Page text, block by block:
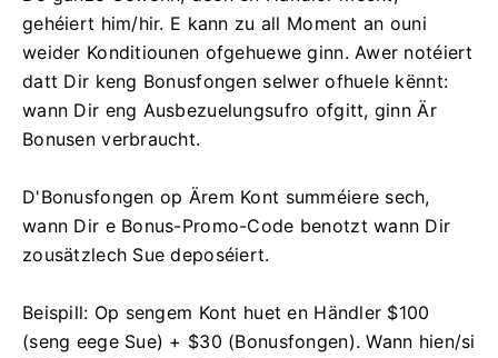
gehéiert him/hir. E kann zu all Moment an ouni
weider Konditiounen ofgehuewe ginn. Awer notéiert
datt Dir keng Bonusfongen selwer ofhuele kënnt:
wann Dir eng Ausbezuelungsufro ofgitt, ginn Är
Bonusen verbraucht.
D'Bonusfongen op Ärem Kont summéiere sech,
wann Dir e Bonus-Promo-Code benotzt wann Dir
zousätzlech Sue deposéiert.
Beispill: Op sengem Kont huet en Händler $100
(seng eege Sue) + $30 (Bonusfongen). Wann hien/si